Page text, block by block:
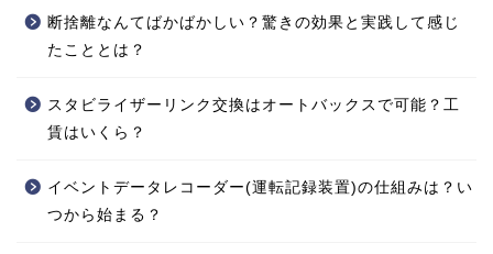
断捨離なんてばかばかしい？驚きの効果と実践して感じ
たこととは？
スタビライザーリンク交換はオートバックスで可能？工
賃はいくら？
イベントデータレコーダー(運転記録装置)の仕組みは？い
つから始まる？